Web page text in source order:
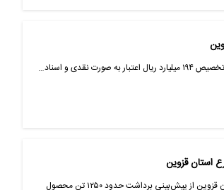
و اسناد…
قزوین- ایانا- معاون بهبود تولیدات گیاهی سازمان جهاد کشاورزی استان قزوین از پیش‌بینی برداشت حدود ۱۲۵۰ تن محصول